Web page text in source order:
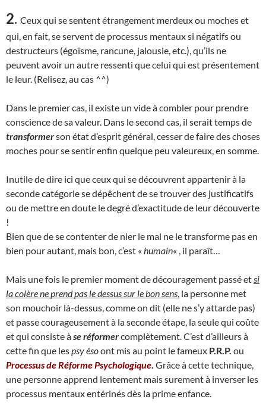
2. Ceux qui se sentent étrangement merdeux ou moches et
qui, en fait, se servent de processus mentaux si négatifs ou
destructeurs (égoïsme, rancune, jalousie, etc.), qu’ils ne
peuvent avoir un autre ressenti que celui qui est présentement
le leur. (Relisez, au cas ^^)
Dans le premier cas, il existe un vide à combler pour prendre
conscience de sa valeur. Dans le second cas, il serait temps de
transformerson état d’esprit général, cesser de faire des choses
moches pour se sentir enfin quelque peu valeureux, en somme.
Inutile de dire ici que ceux qui se découvrent appartenir à la
seconde catégorie se dépêchent de se trouver des justificatifs
ou de mettre en doute le degré d’exactitude de leur découverte
!
Bien que de se contenter de nier le mal ne le transforme pas en
bien pour autant, mais bon, c’est « humain« , il paraît…
Mais une fois le premier moment de découragement passé et si
la colère ne prend pas le dessus sur le bon sens , la personne met
son mouchoir là-dessus, comme on dit (elle ne s’y attarde pas)
et passe courageusement à la seconde étape, la seule qui coûte
et qui consiste àse réformercomplètement. C’est d’ailleurs à
cette fin que lespsy ésoont mis au point le fameux P.R.P. ou
Processus de Réforme Psychologique Grâce à cette technique,
une personne apprend lentement mais surement à inverser les
processus mentaux entérinés dès la prime enfance.